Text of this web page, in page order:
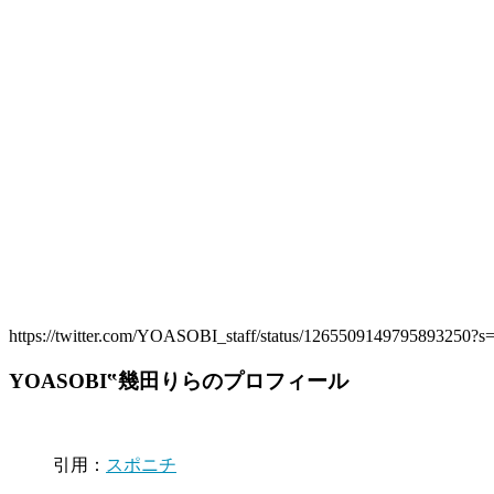
https://twitter.com/YOASOBI_staff/status/
YOASOBI‟幾田りらのプロフィール
引用： スポニチ